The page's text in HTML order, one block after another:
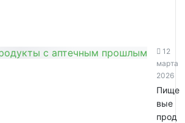
12
марта
2026
Пище
вые
прод